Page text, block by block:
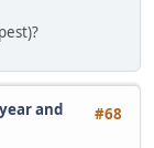
#68
and